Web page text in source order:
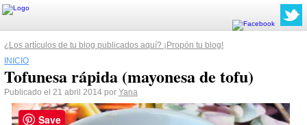
¿Los artículos de tu blog publicados aquí? ¡Propón tu blog!
INICIO
Tofunesa rápida (mayonesa de tofu)
Publicado el 21 abril 2014 por Yana
Save